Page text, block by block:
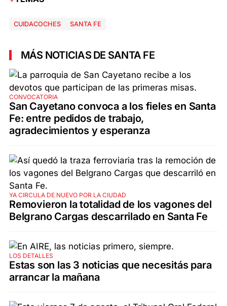
CUIDACOCHES SANTA FE
MÁS NOTICIAS DE SANTA FE
CONVOCATORIA
San Cayetano convoca a los fieles en Santa
Fe: entre pedidos de trabajo,
agradecimientos y esperanza
YA CIRCULA DE NUEVO POR LA CIUDAD
Removieron la totalidad de los vagones del
Belgrano Cargas descarrilado en Santa Fe
LOS DETALLES
Estas son las 3 noticias que necesitás para
arrancar la mañana